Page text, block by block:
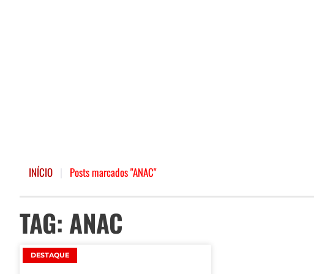
INÍCIO Posts marcados "ANAC"
TAG: ANAC
DESTAQUE